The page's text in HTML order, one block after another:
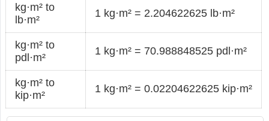
kg·m² to
lb·m²
1 kg·m² = 2.204622625 lb·m²
kg·m² to
pdl·m²
1 kg·m² = 70.988848525 pdl·m²
kg·m² to
kip·m²
1 kg·m² = 0.02204622625 kip·m²